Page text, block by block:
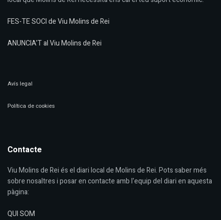
FES-TE SOCI de Viu Molins de Rei
ANUNCIA'T al Viu Molins de Rei
Avís legal
Política de cookies
Contacte
Viu Molins de Rei és el diari local de Molins de Rei. Pots saber més
sobre nosaltres i posar en contacte amb l'equip del diari en aquesta
pàgina:
QUI SOM